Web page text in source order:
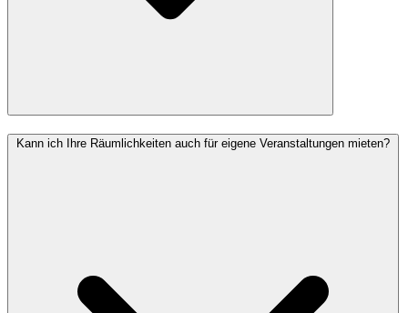
Kann ich Ihre Räumlichkeiten auch für eigene Veranstaltungen mieten?